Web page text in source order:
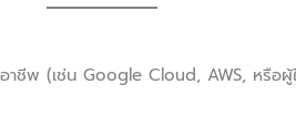
าชีพ (เช่น Google Cloud, AWS, หรือ